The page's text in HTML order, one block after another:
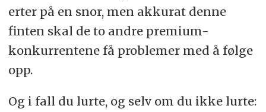
erter på en snor, men akkurat denne
finten skal de to andre premium-
konkurrentene få problemer med å følge
opp.
Og i fall du lurte, og selv om du ikke lurte: